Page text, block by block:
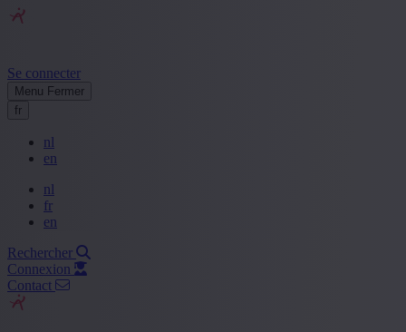
Se connecter
Menu Fermer
fr
nl
en
nl
fr
en
Rechercher
Connexion
Contact